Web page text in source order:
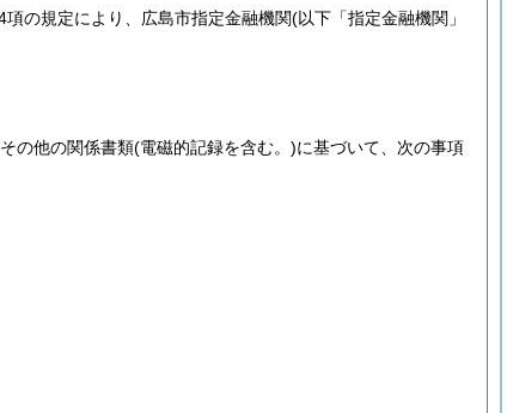
の規定により、広島市指定金融機関(以下「指定金融機関」
の他の関係書類(電磁的記録を含む。)に基づいて、次の事項